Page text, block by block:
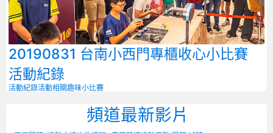
20190831 台南小西門專櫃收心小比賽
活動紀錄
活動紀錄活動相關趣味小比賽
頻道最新影片